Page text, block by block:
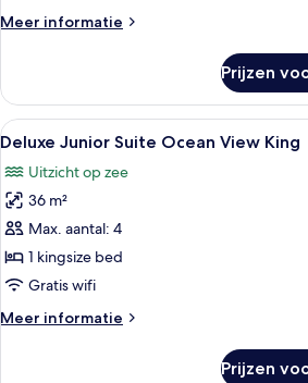
Meer informatie
Meer
Suite
King
Beachfront
Prijzen
Alle
foto's
voor
Deluxe
Junior
Suite
Ocean
King
3
Deluxe Junior Suite Ocean View King
Uitzicht op zee
36 m²
Max. aantal: 4
1 kingsize bed
Gratis wifi
Meer informatie
Meer
Prijzen